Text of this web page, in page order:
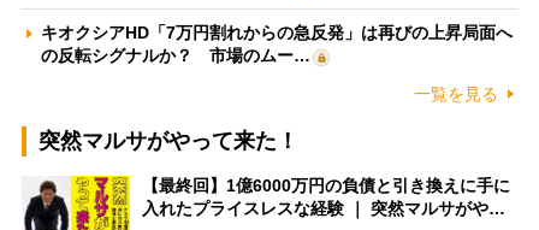
キオクシアHD「7万円割れからの急反発」は再びの上昇局面へ
の反転シグナルか？ 市場のムー…
一覧を見る
突然マルサがやって来た！
【最終回】1億6000万円の負債と引き換えに手に
入れたプライスレスな経験 ｜ 突然マルサがや…